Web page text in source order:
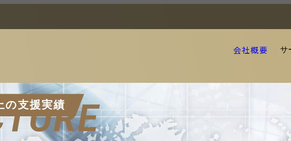
会社概要 サ
の支援実績